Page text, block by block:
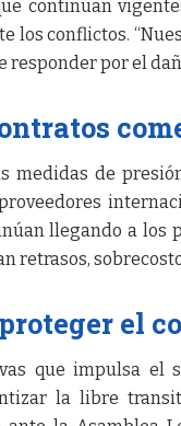
continúan
los conflictos.
por el
medidas de
llegando a los
retrasos,
el
que impulsa el
la libre